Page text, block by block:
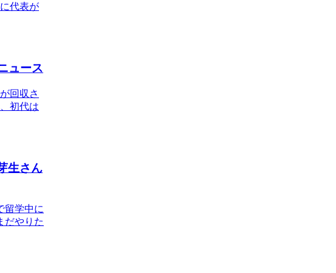
代表が
ュース
回収さ
初代は
生さん
留学中に
だやりた